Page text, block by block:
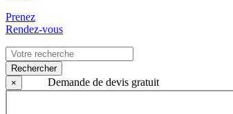
Prenez
Rendez-vous
Rechercher
×
Demande de devis gratuit